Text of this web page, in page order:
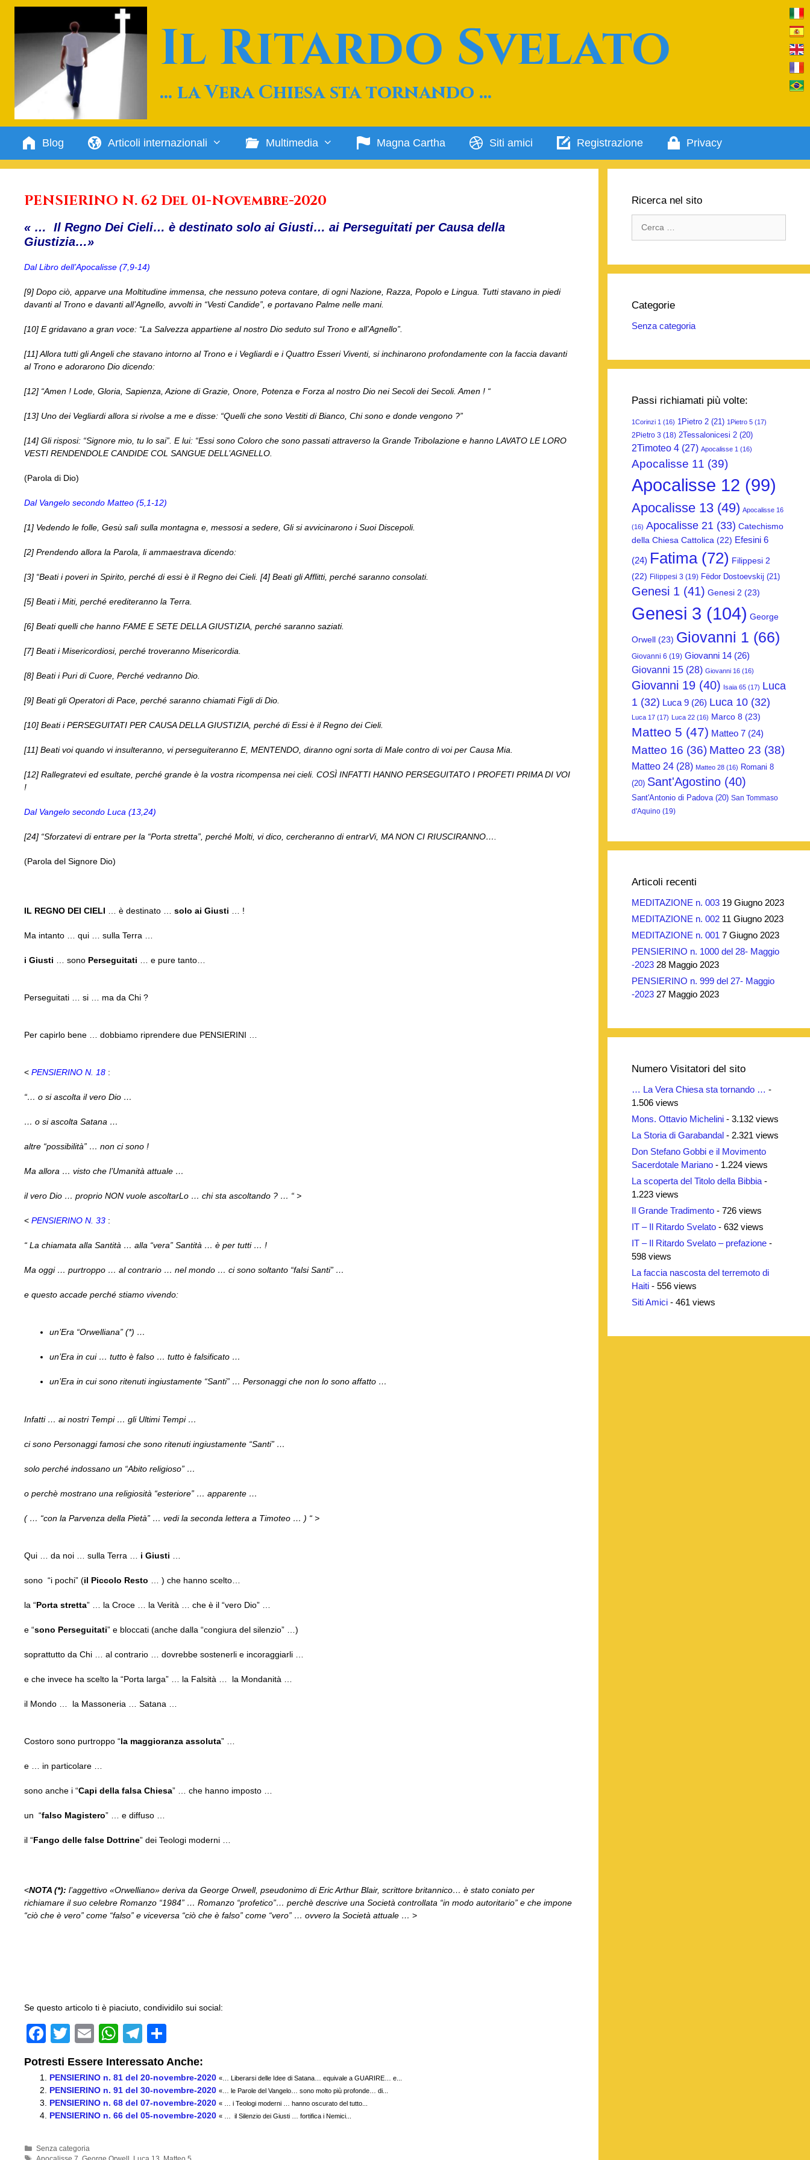
contenuto
Il Ritardo Svelato
… la Vera Chiesa sta tornando …
Blog Articoli internazionali Multimedia Magna Cartha Siti amici Registrazione Privacy
PENSIERINO N. 62 Del 01-Novembre-2020
« … Il Regno Dei Cieli… è destinato solo ai Giusti… ai Perseguitati per Causa della
Giustizia…»
Dal Libro dell’Apocalisse (7,9-14)
[9] Dopo ciò, apparve una Moltitudine immensa, che nessuno poteva contare, di ogni Nazione, Razza, Popolo e Lingua. Tutti stavano in piedi
davanti al Trono e davanti all’Agnello, avvolti in “Vesti Candide”, e portavano Palme nelle mani.
[10] E gridavano a gran voce: “La Salvezza appartiene al nostro Dio seduto sul Trono e all’Agnello”.
[11] Allora tutti gli Angeli che stavano intorno al Trono e i Vegliardi e i Quattro Esseri Viventi, si inchinarono profondamente con la faccia davanti
al Trono e adorarono Dio dicendo:
[12] “Amen ! Lode, Gloria, Sapienza, Azione di Grazie, Onore, Potenza e Forza al nostro Dio nei Secoli dei Secoli. Amen ! “
[13] Uno dei Vegliardi allora si rivolse a me e disse: “Quelli che sono Vestiti di Bianco, Chi sono e donde vengono ?”
[14] Gli risposi: “Signore mio, tu lo sai”. E lui: “Essi sono Coloro che sono passati attraverso la Grande Tribolazione e hanno LAVATO LE LORO
VESTI RENDENDOLE CANDIDE COL SANGUE DELL’AGNELLO.
(Parola di Dio)
Dal Vangelo secondo Matteo (5,1-12)
[1] Vedendo le folle, Gesù salì sulla montagna e, messosi a sedere, Gli si avvicinarono i Suoi Discepoli.
[2] Prendendo allora la Parola, li ammaestrava dicendo:
[3] “Beati i poveri in Spirito, perché di essi è il Regno dei Cieli. [4] Beati gli Afflitti, perché saranno consolati.
[5] Beati i Miti, perché erediteranno la Terra.
[6] Beati quelli che hanno FAME E SETE DELLA GIUSTIZIA, perché saranno saziati.
[7] Beati i Misericordiosi, perché troveranno Misericordia.
[8] Beati i Puri di Cuore, Perché vedranno Dio.
[9] Beati gli Operatori di Pace, perché saranno chiamati Figli di Dio.
[10] Beati i PERSEGUITATI PER CAUSA DELLA GIUSTIZIA, perché di Essi è il Regno dei Cieli.
[11] Beati voi quando vi insulteranno, vi perseguiteranno E, MENTENDO, diranno ogni sorta di Male contro di voi per Causa Mia.
[12] Rallegratevi ed esultate, perché grande è la vostra ricompensa nei cieli. COSÌ INFATTI HANNO PERSEGUITATO I PROFETI PRIMA DI VOI
!
Dal Vangelo secondo Luca (13,24)
[24] “Sforzatevi di entrare per la “Porta stretta”, perché Molti, vi dico, cercheranno di entrarVi, MA NON CI RIUSCIRANNO….
(Parola del Signore Dio)
IL REGNO DEI CIELI … è destinato … solo ai Giusti … !
Ma intanto … qui … sulla Terra …
i Giusti … sono Perseguitati … e pure tanto…
Perseguitati … si … ma da Chi ?
Per capirlo bene … dobbiamo riprendere due PENSIERINI …
< PENSIERINO N. 18 :
“… o si ascolta il vero Dio …
… o si ascolta Satana …
altre “possibilità” … non ci sono !
Ma allora … visto che l’Umanità attuale …
il vero Dio … proprio NON vuole ascoltarLo … chi sta ascoltando ? … “ >
< PENSIERINO N. 33 :
“ La chiamata alla Santità … alla “vera” Santità … è per tutti … !
Ma oggi … purtroppo … al contrario … nel mondo … ci sono soltanto “falsi Santi” …
e questo accade perché stiamo vivendo:
un’Era “Orwelliana” (*) …
un’Era in cui … tutto è falso … tutto è falsificato …
un’Era in cui sono ritenuti ingiustamente “Santi” … Personaggi che non lo sono affatto …
Infatti … ai nostri Tempi … gli Ultimi Tempi …
ci sono Personaggi famosi che sono ritenuti ingiustamente “Santi” …
solo perché indossano un “Abito religioso” …
o perchè mostrano una religiosità “esteriore” … apparente …
( … “con la Parvenza della Pietà” … vedi la seconda lettera a Timoteo … ) “ >
Qui … da noi … sulla Terra … i Giusti
sono “i pochi” (il Piccolo Resto … ) che hanno scelto…
la “Porta stretta” … la Croce … la Verità … che è il “vero Dio” …
e “sono Perseguitati” e bloccati (anche dalla “congiura del silenzio” …)
soprattutto da Chi … al contrario … dovrebbe sostenerli e incoraggiarli …
e che invece ha scelto la “Porta larga” … la Falsità … la Mondanità …
il Mondo … la Massoneria … Satana …
Costoro sono purtroppo “la maggioranza assoluta” …
e … in particolare …
sono anche i “Capi della falsa Chiesa” … che hanno imposto …
un “falso Magistero” … e diffuso …
il “Fango delle false Dottrine” dei Teologi moderni …
<NOTA (*): l’aggettivo «Orwelliano» deriva da George Orwell, pseudonimo di Eric Arthur Blair, scrittore britannico… è stato coniato per
richiamare il suo celebre Romanzo “1984” … Romanzo “profetico”… perchè descrive una Società controllata “in modo autoritario” e che impone
“ciò che è vero” come “falso” e viceversa “ciò che è falso” come “vero” … ovvero la Società attuale … >
Se questo articolo ti è piaciuto, condividilo sui social:
F
c
e
b
o
T
wi
tt
er
E
m
ail
W
at
s
A
T
el
e
gr
a
o
n
di
vi
Potresti Essere Interessato Anche:
PENSIERINO n. 81 del 20-novembre-2020 «… Liberarsi delle Idee di Satana… equivale a GUARIRE… e...
PENSIERINO n. 91 del 30-novembre-2020 «… le Parole del Vangelo… sono molto più profonde… di...
PENSIERINO n. 68 del 07-novembre-2020 « … i Teologi moderni … hanno oscurato del tutto...
PENSIERINO n. 66 del 05-novembre-2020 « … il Silenzio dei Giusti … fortifica i Nemici...
Categorie
Senza categoria
Ricerca nel sito
per:
Categorie
Senza categoria
Passi richiamati più volte:
1Corinzi 1 (16) 1Pietro 2 (21) 1Pietro 5 (17)
2Pietro 3 (18) 2Tessalonicesi 2 (20)
2Timoteo 4 (27) Apocalisse 1 (16)
Apocalisse 11 (39)
Apocalisse 12 (99)
Apocalisse 13 (49) Apocalisse 16
(16) Apocalisse 21 (33) Catechismo
della Chiesa Cattolica (22) Efesini 6
(24) Fatima (72) Filippesi 2
(22) Filippesi 3 (19) Fëdor Dostoevskij (21)
Genesi 1 (41) Genesi 2 (23)
Genesi 3 (104) George
Orwell (23) Giovanni 1 (66)
Giovanni 6 (19) Giovanni 14 (26)
Giovanni 15 (28) Giovanni 16 (16)
Giovanni 19 (40) Isaia 65 (17) Luca
1 (32) Luca 9 (26) Luca 10 (32)
Luca 17 (17) Luca 22 (16) Marco 8 (23)
Matteo 5 (47) Matteo 7 (24)
Matteo 16 (36) Matteo 23 (38)
Matteo 24 (28) Matteo 28 (16) Romani 8
(20) Sant'Agostino (40)
Sant'Antonio di Padova (20) San Tommaso
d'Aquino (19)
Articoli recenti
MEDITAZIONE n. 003 19 Giugno 2023
MEDITAZIONE n. 002 11 Giugno 2023
MEDITAZIONE n. 001 7 Giugno 2023
PENSIERINO n. 1000 del 28- Maggio
-2023 28 Maggio 2023
PENSIERINO n. 999 del 27- Maggio
-2023 27 Maggio 2023
Numero Visitatori del sito
… La Vera Chiesa sta tornando … -
1.506 views
Mons. Ottavio Michelini - 3.132 views
La Storia di Garabandal - 2.321 views
Don Stefano Gobbi e il Movimento
Sacerdotale Mariano - 1.224 views
La scoperta del Titolo della Bibbia -
1.223 views
Il Grande Tradimento - 726 views
IT – Il Ritardo Svelato - 632 views
IT – Il Ritardo Svelato – prefazione -
598 views
La faccia nascosta del terremoto di
Haiti - 556 views
Siti Amici - 461 views